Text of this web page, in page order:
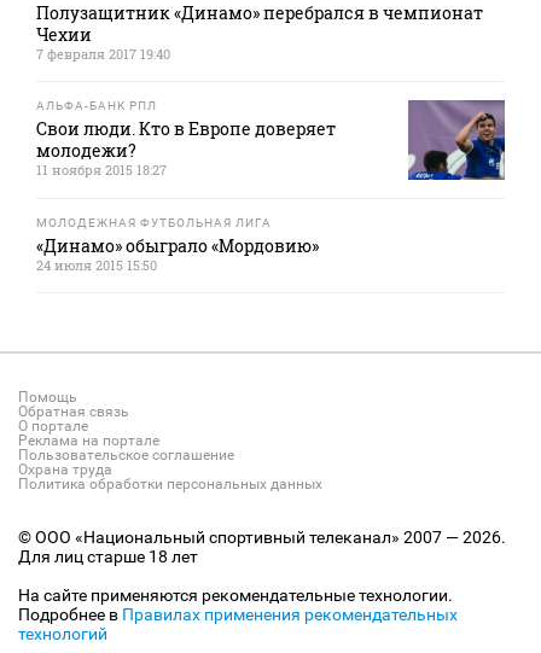
Полузащитник «Динамо» перебрался в чемпионат
Чехии
7 февраля 2017 19:40
АЛЬФА-БАНК РПЛ
Свои люди. Кто в Европе доверяет
молодежи?
11 ноября 2015 18:27
МОЛОДЕЖНАЯ ФУТБОЛЬНАЯ ЛИГА
«Динамо» обыграло «Мордовию»
24 июля 2015 15:50
Помощь
Обратная связь
О портале
Реклама на портале
Пользовательское соглашение
Охрана труда
Политика обработки персональных данных
© ООО «Национальный спортивный телеканал» 2007 — 2026.
Для лиц старше 18 лет
На сайте применяются рекомендательные технологии.
Подробнее в Правилах применения рекомендательных
технологий